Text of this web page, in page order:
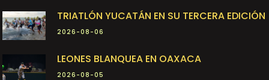
TRIATLÓN YUCATÁN EN SU TERCERA EDICIÓN
2026-08-06
LEONES BLANQUEA EN OAXACA
2026-08-05